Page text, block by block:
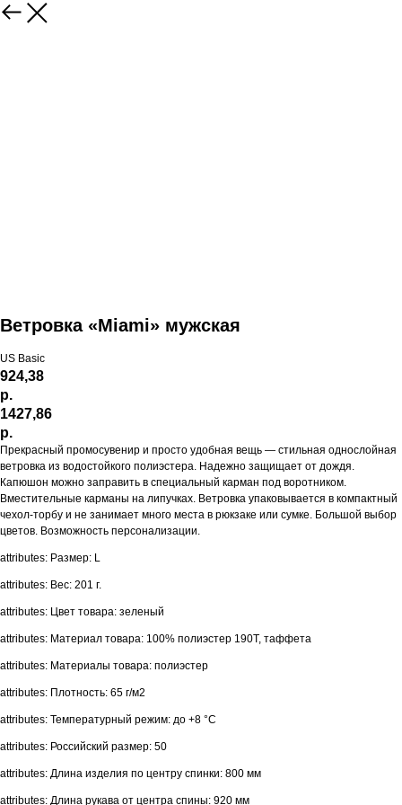
Ветровка «Miami» мужская
US Basic
924,38
р.
1427,86
р.
Прекрасный промосувенир и просто удобная вещь — стильная однослойная
ветровка из водостойкого полиэстера. Надежно защищает от дождя.
Капюшон можно заправить в специальный карман под воротником.
Вместительные карманы на липучках. Ветровка упаковывается в компактный
чехол-торбу и не занимает много места в рюкзаке или сумке. Большой выбор
цветов. Возможность персонализации.
attributes: Размер: L
attributes: Вес: 201 г.
attributes: Цвет товара: зеленый
attributes: Материал товара: 100% полиэстер 190T, таффета
attributes: Материалы товара: полиэстер
attributes: Плотность: 65 г/м2
attributes: Температурный режим: до +8 °C
attributes: Российский размер: 50
attributes: Длина изделия по центру спинки: 800 мм
attributes: Длина рукава от центра спины: 920 мм